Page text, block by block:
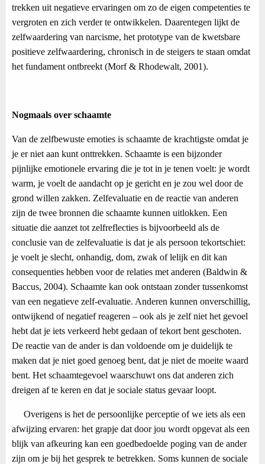
trekken uit negatieve ervaringen om zo de eigen competenties te
vergroten en zich verder te ontwikkelen. Daarentegen lijkt de
zelfwaardering van narcisme, het prototype van de kwetsbare
positieve zelfwaardering, chronisch in de steigers te staan omdat
het fundament ontbreekt (Morf & Rhodewalt, 2001).
Nogmaals over schaamte
Van de zelfbewuste emoties is schaamte de krachtigste omdat je
je er niet aan kunt onttrekken. Schaamte is een bijzonder
pijnlijke emotionele ervaring die je tot in je tenen voelt: je wordt
warm, je voelt de aandacht op je gericht en je zou wel door de
grond willen zakken. Zelfevaluatie en de reactie van anderen
zijn de twee bronnen die schaamte kunnen uitlokken. Een
situatie die aanzet tot zelfreflecties is bijvoorbeeld als de
conclusie van de zelfevaluatie is dat je als persoon tekortschiet:
je voelt je slecht, onhandig, dom, zwak of lelijk en dit kan
consequenties hebben voor de relaties met anderen (Baldwin &
Baccus, 2004). Schaamte kan ook ontstaan zonder tussenkomst
van een negatieve zelf-evaluatie. Anderen kunnen onverschillig,
ontwijkend of negatief reageren – ook als je zelf niet het gevoel
hebt dat je iets verkeerd hebt gedaan of tekort bent geschoten.
De reactie van de ander is dan voldoende om je duidelijk te
maken dat je niet goed genoeg bent, dat je niet de moeite waard
bent. Het schaamtegevoel waarschuwt ons dat anderen zich
dreigen af te keren en dat je sociale status gevaar loopt.
Overigens is het de persoonlijke perceptie of we iets als een
afwijzing ervaren: het grapje dat door jou wordt opgevat als een
blijk van afkeuring kan een goedbedoelde poging van de ander
zijn om je bij het gesprek te betrekken. Soms kunnen de sociale